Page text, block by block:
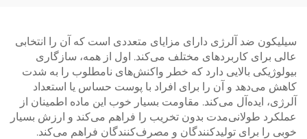
سیلیکون ضد آلرژی دارای مزایای متعددی است که آن را انتخابی
عالی برای کاربردهای مختلف می‌کند. اول از همه، سازگاری
بیولوژیکی بالایی دارد که خطر واکنش‌های نامطلوب را به شدت
کاهش می‌دهد و آن را برای افراد با پوست حساس یا استعداد
آلرژی، ایده‌آل می‌کند. مقاومت بسیار خوب این ماده اطمینان از
عملکرد طولانی‌مدت بدون تخریب را فراهم می‌کند و ارزش بسیار
خوبی را برای تولیدکنندگان و مصرف‌کنندگان فراهم می‌کند.